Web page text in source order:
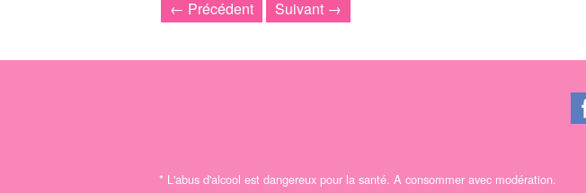
← Précédent Suivant →
* L'abus d'alcool est dangereux pour la santé. A consommer avec modération.